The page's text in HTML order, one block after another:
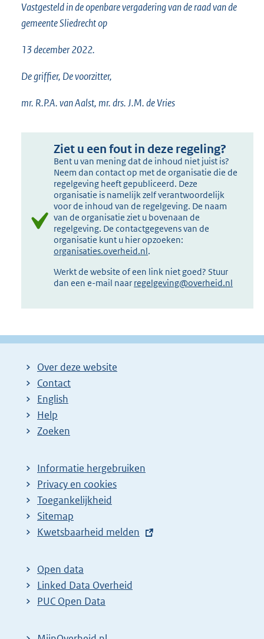
Vastgesteld in de openbare vergadering van de raad van de
gemeente Sliedrecht op
13 december 2022.
De griffier, De voorzitter,
mr. R.P.A. van Aalst, mr. drs. J.M. de Vries
Ziet u een fout in deze regeling?
Bent u van mening dat de inhoud niet juist is?
Neem dan contact op met de organisatie die de
regelgeving heeft gepubliceerd. Deze
organisatie is namelijk zelf verantwoordelijk
voor de inhoud van de regelgeving. De naam
van de organisatie ziet u bovenaan de
regelgeving. De contactgegevens van de
organisatie kunt u hier opzoeken:
organisaties.overheid.nl.
Werkt de website of een link niet goed? Stuur
dan een e-mail naar regelgeving@overheid.nl
Over deze website
Contact
English
Help
Zoeken
Informatie hergebruiken
Privacy en cookies
Toegankelijkheid
Sitemap
E
t
e
r
Kwetsbaarheid melden
Open data
Linked Data Overheid
PUC Open Data